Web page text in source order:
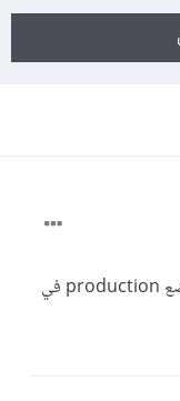
أريد أن أفصل بين إعدادات وضع التطوير ووضع production في